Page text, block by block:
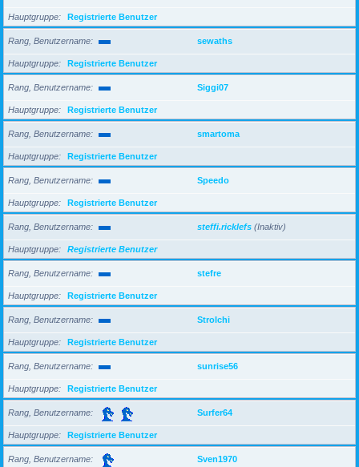
Hauptgruppe Registrierte Benutzer
Rang, Benutzername sewaths
Hauptgruppe Registrierte Benutzer
Rang, Benutzername Siggi07
Hauptgruppe Registrierte Benutzer
Rang, Benutzername smartoma
Hauptgruppe Registrierte Benutzer
Rang, Benutzername Speedo
Hauptgruppe Registrierte Benutzer
Rang, Benutzername steffi.ricklefs (Inaktiv)
Hauptgruppe Registrierte Benutzer
Rang, Benutzername stefre
Hauptgruppe Registrierte Benutzer
Rang, Benutzername Strolchi
Hauptgruppe Registrierte Benutzer
Rang, Benutzername sunrise56
Hauptgruppe Registrierte Benutzer
Rang, Benutzername Surfer64
Hauptgruppe Registrierte Benutzer
Rang, Benutzername Sven1970